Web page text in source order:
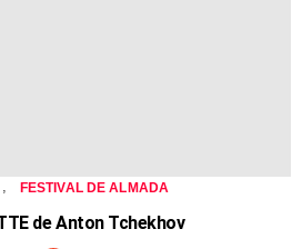
, FESTIVAL DE ALMADA
de Anton Tchekhov